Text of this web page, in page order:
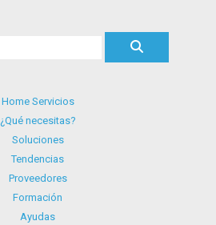
Home Servicios
¿Qué necesitas?
Soluciones
Tendencias
Proveedores
Formación
Ayudas